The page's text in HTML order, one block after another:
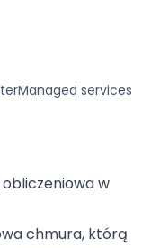
Managed services
w
chmura, którą